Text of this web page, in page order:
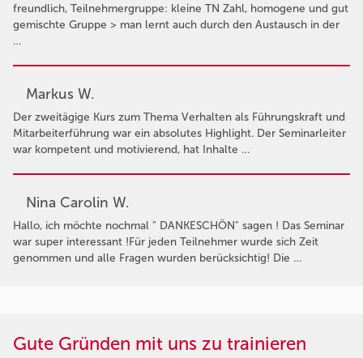
freundlich, Teilnehmergruppe: kleine TN Zahl, homogene und gut
gemischte Gruppe > man lernt auch durch den Austausch in der
…
Markus W.
Der zweitägige Kurs zum Thema Verhalten als Führungskraft und
Mitarbeiterführung war ein absolutes Highlight. Der Seminarleiter
war kompetent und motivierend, hat Inhalte …
Nina Carolin W.
Hallo, ich möchte nochmal " DANKESCHÖN" sagen ! Das Seminar
war super interessant !Für jeden Teilnehmer wurde sich Zeit
genommen und alle Fragen wurden berücksichtig! Die …
Gute Gründen mit uns zu trainieren